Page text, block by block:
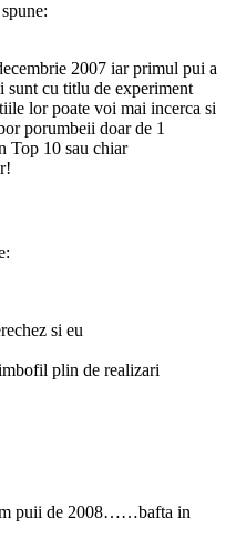
spune:
2007 iar primul pui a
sunt cu titlu de experiment
lor poate voi mai incerca si
porumbeii doar de 1
Top 10 sau chiar
si eu
plin de realizari
puii de 2008……bafta in